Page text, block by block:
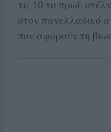
τις 10 το πρωί,
στον πανελλαδικό
που αφορούν τη